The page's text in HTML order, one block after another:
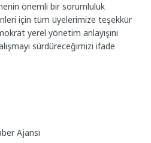
önemli bir sorumluluk
için tüm üyelerimize teşekkür
yerel yönetim anlayışını
sürdüreceğimizi ifade
Ajansı